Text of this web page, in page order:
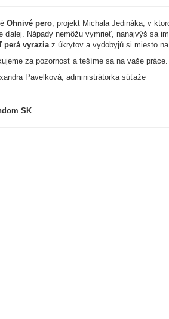
Ohnivé pero, projekt Michala Jedináka, v
ďalej. Nápady nemôžu vymrieť, nanajvýš sa
perá vyraziaz úkrytov a vydobyjú si miesto
za pozornosť a tešíme sa na vaše práce.
Pavelková, administrátorka súťaže
SK